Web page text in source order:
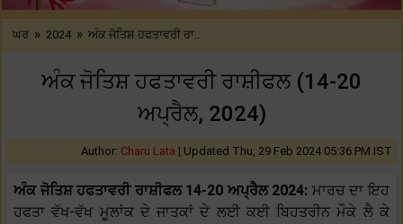
ਘਰ » 2024 » ਅੰਕ ਜੋਤਿਸ਼ ਹਫਤਾਵਰੀ ਰਾ..
ਅੰਕ ਜੋਤਿਸ਼ ਹਫਤਾਵਰੀ ਰਾਸ਼ੀਫਲ (14-20
ਅਪ੍ਰੈਲ, 2024)
Author: Charu Lata | Updated Thu, 29 Feb 2024 05:36 PM IST
ਅੰਕ ਜੋਤਿਸ਼ ਹਫਤਾਵਰੀ ਰਾਸ਼ੀਫਲ 14-20 ਅਪ੍ਰੈਲ 2024: ਮਾਰਚ ਦਾ ਇਹ
ਹਫਤਾ ਵੱਖ-ਵੱਖ ਮੂਲਾਂਕ ਦੇ ਜਾਤਕਾਂ ਦੇ ਲਈ ਕਈ ਬਿਹਤਰੀਨ ਮੌਕੇ ਲੈ ਕੇ